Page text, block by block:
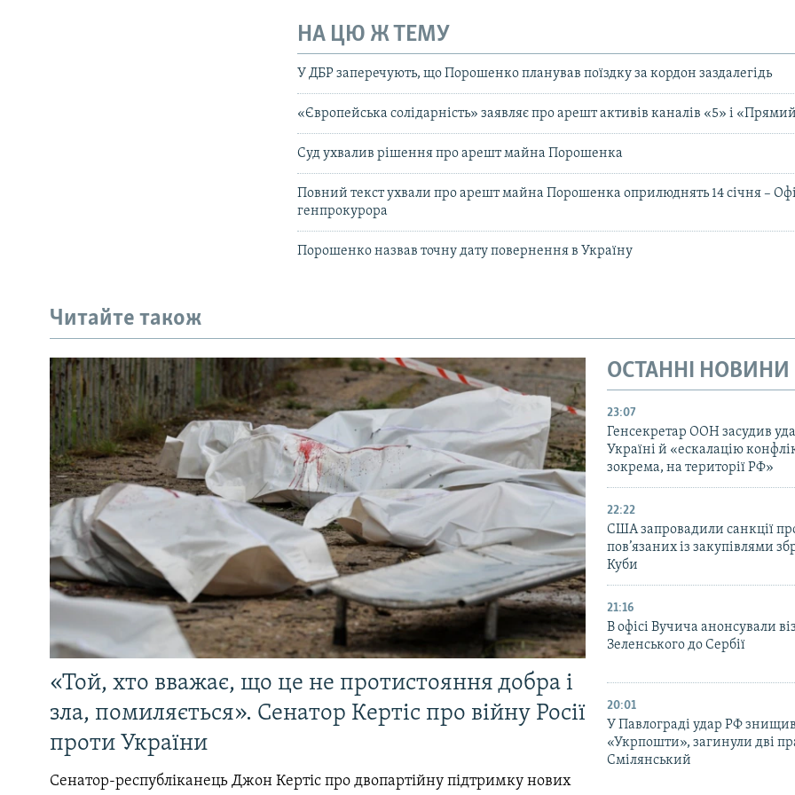
НА ЦЮ Ж ТЕМУ
У ДБР заперечують, що Порошенко планував поїздку за кордон заздалегідь
«Європейська солідарність» заявляє про арешт активів каналів «5» і
Суд ухвалив рішення про арешт майна Порошенка
Повний текст ухвали про арешт майна Порошенка оприлюднять 14 січня –
генпрокурора
Порошенко назвав точну дату повернення в Україну
Читайте також
«Той, хто вважає, що це не протистояння добра і
зла, помиляється». Сенатор Кертіс про війну Росії
проти України
Сенатор-республіканець Джон Кертіс про двопартійну підтримку нових
ОСТАННІ НОВИНИ
23:07
Генсекретар ООН засудив
Україні й «ескалацію
зокрема, на території РФ»
22:22
США запровадили санкції
пов’язаних із закупівлями
Куби
21:16
В офісі Вучича анонсували
Зеленського до Сербії
20:01
У Павлограді удар РФ
«Укрпошти», загинули дві
Смілянський